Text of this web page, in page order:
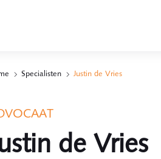
Specialisten Justin de Vries
de Vries